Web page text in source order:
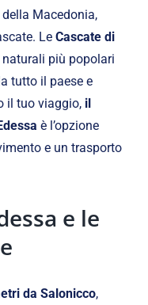
Macedonia,
Le Cascate di
più popolari
tutto il paese e
il tuo viaggio, il
è l’opzione
e un trasporto
e le
da Salonicco,